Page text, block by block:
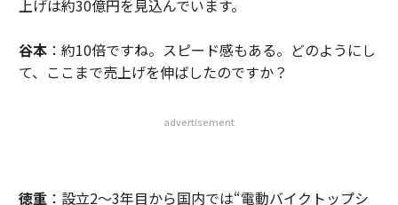
上げは約30億円を見込んでいます。
谷本：約10倍ですね。スピード感もある。どのようにし
て、ここまで売上げを伸ばしたのですか？
advertisement
徳重：設立2〜3年目から国内では“電動バイクトップシ